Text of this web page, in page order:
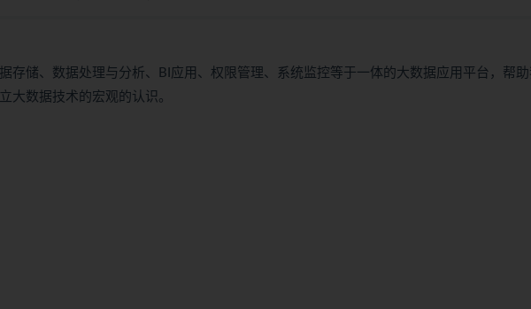
存储、数据处理与分析、BI应用、权限管理、系统监控等于一体的大数据应用平台，帮
大数据技术的宏观的认识。